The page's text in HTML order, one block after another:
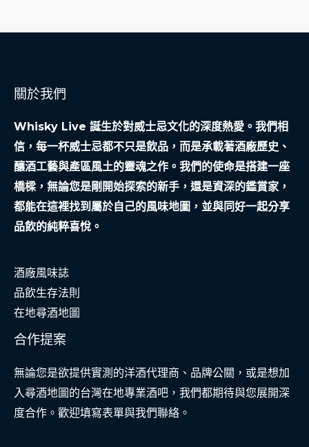
笑
人
淚
的
生
死
觀
關於我們
Whisky Live 誕生於對威士忌文化的深度熱愛。我們相
信，每一杯威士忌都不只是飲品，而是承載著酒廠歷史、
釀酒工藝與產區風土的靈魂之作。我們的使命是搭建一座
橋樑，無論您是剛開始探索的新手，還是資深的鑑賞家，
都能在這裡找到屬於自己的風味地圖，並與同好一起分享
品飲的純粹喜悅。
酒廠風味誌
品飲生存法則
在地尋酒地圖
合作提案
無論您是欲提供實測的洋酒代理商、品牌公關，或是想加
入尋酒地圖的台灣在地專業酒吧，我們都期待與您展開深
度合作。歡迎填寫表單與我們聯絡。